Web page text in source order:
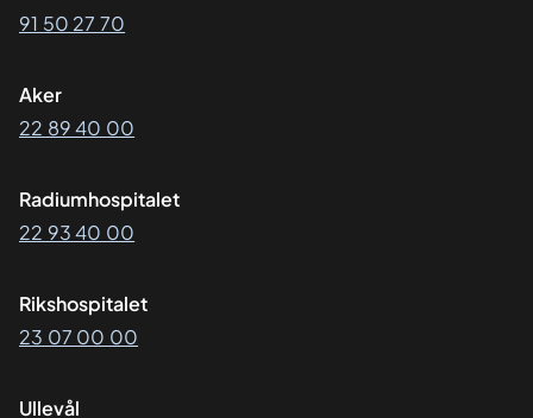
91 50 27 70
Aker
22 89 40 00
Radiumhospitalet
22 93 40 00
Rikshospitalet
23 07 00 00
Ullevål